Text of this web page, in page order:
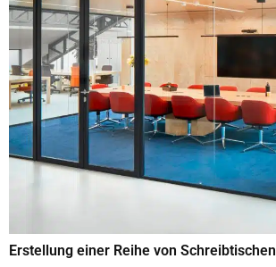
Erstellung einer Reihe von Schreibtischen